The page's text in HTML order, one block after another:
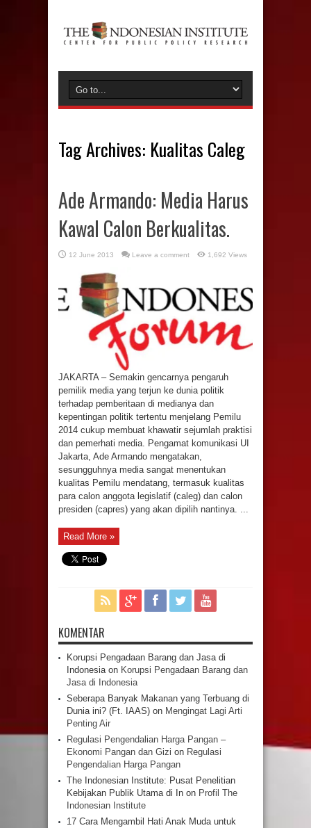
Tag Archives: Kualitas Caleg
Ade Armando: Media Harus
Kawal Calon Berkualitas.
12 June 2013 Leave a comment 1,692 Views
JAKARTA – Semakin gencarnya pengaruh
pemilik media yang terjun ke dunia politik
terhadap pemberitaan di medianya dan
kepentingan politik tertentu menjelang Pemilu
2014 cukup membuat khawatir sejumlah praktisi
dan pemerhati media. Pengamat komunikasi UI
Jakarta, Ade Armando mengatakan,
sesungguhnya media sangat menentukan
kualitas Pemilu mendatang, termasuk kualitas
para calon anggota legislatif (caleg) dan calon
presiden (capres) yang akan dipilih nantinya. ...
Read More »
KOMENTAR
Korupsi Pengadaan Barang dan Jasa di
Indonesiaon Korupsi Pengadaan Barang dan
Jasa di Indonesia
Seberapa Banyak Makanan yang Terbuang di
Dunia ini? (Ft. IAAS) on Mengingat Lagi Arti
Penting Air
Regulasi Pengendalian Harga Pangan –
Ekonomi Pangan dan Gizi on Regulasi
Pengendalian Harga Pangan
The Indonesian Institute: Pusat Penelitian
Kebijakan Publik Utama di In on Profil The
Indonesian Institute
17 Cara Mengambil Hati Anak Muda untuk